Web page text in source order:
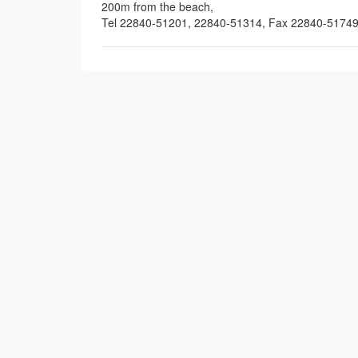
200m from the beach,
Tel 22840-51201, 22840-51314, Fax 22840-51749